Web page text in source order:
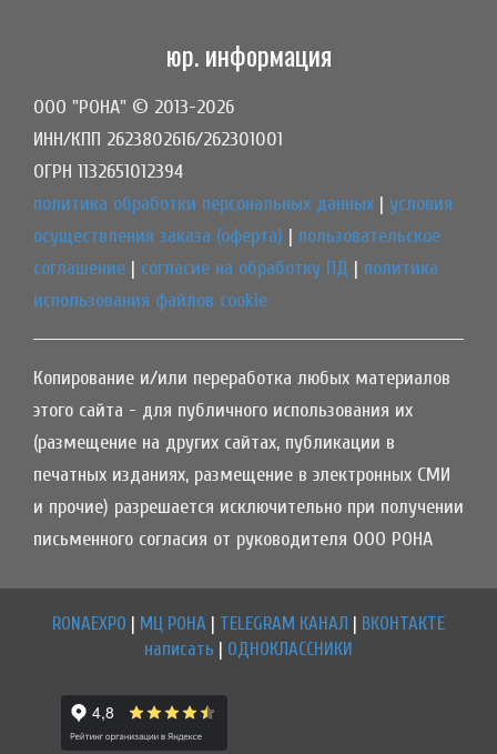
юр. информация
ООО "РОНА" © 2013-2026
ИНН/КПП 2623802616/262301001
ОГРН 1132651012394
политика обработки персональных данных | условия
осуществления заказа (оферта) | пользовательское
соглашение | согласие на обработку ПД | политика
использования файлов cookie
Копирование и/или переработка любых материалов
этого сайта - для публичного использования их
(размещение на других сайтах, публикации в
печатных изданиях, размещение в электронных СМИ
и прочие) разрешается исключительно при получении
письменного согласия от руководителя ООО РОНА
RONAEXPO | МЦ РОНА | TELEGRAM КАНАЛ | ВКОНТАКТЕ
написать | ОДНОКЛАССНИКИ